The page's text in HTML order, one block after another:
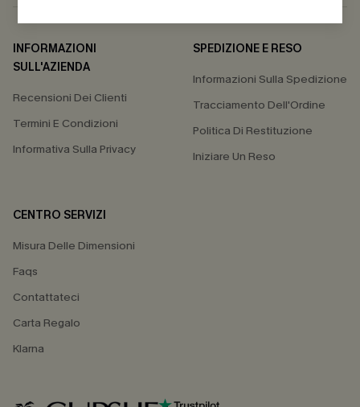
INFORMAZIONI
SULL'AZIENDA
Recensioni Dei Clienti
Termini E Condizioni
Informativa Sulla Privacy
SPEDIZIONE E RESO
Informazioni Sulla Spedizione
Tracciamento Dell'Ordine
Politica Di Restituzione
Iniziare Un Reso
CENTRO SERVIZI
Misura Delle Dimensioni
Faqs
Contattateci
Carta Regalo
Klarna